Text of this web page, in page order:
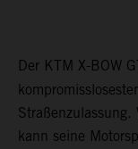
Der KTM X-BOW
kann seine